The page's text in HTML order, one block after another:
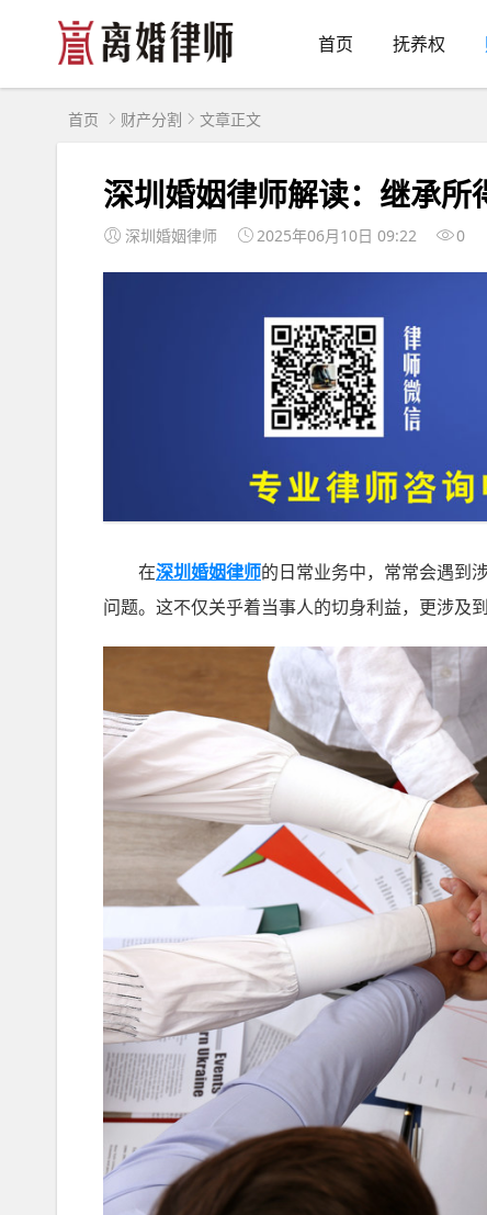
首页 抚养权
首页 财产分割 文章正文
深圳婚姻律师解读：继承
深圳婚姻律师 2025年06月10日 09:22 0
在深圳婚姻律师的日常业务中，常常会遇到
问题。这不仅关乎着当事人的切身利益，更涉及